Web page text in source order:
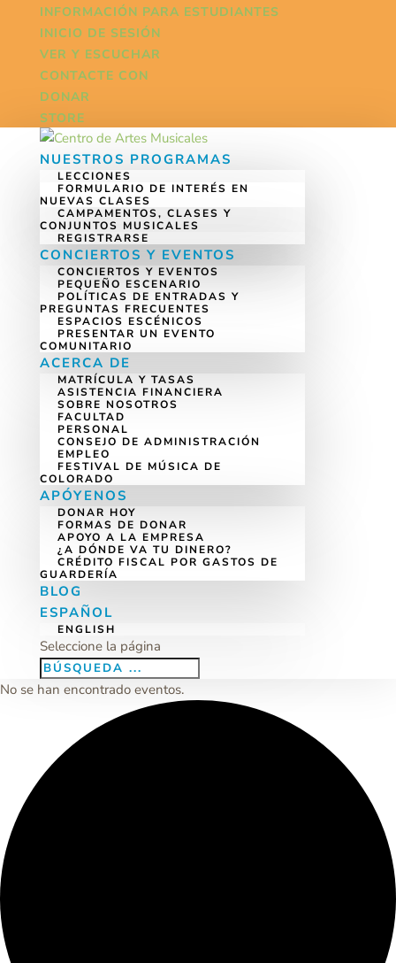
INFORMACIÓN PARA ESTUDIANTES
INICIO DE SESIÓN
VER Y ESCUCHAR
CONTACTE CON
DONAR
STORE
NUESTROS PROGRAMAS
LECCIONES
FORMULARIO DE INTERÉS EN
NUEVAS CLASES
CAMPAMENTOS, CLASES Y
CONJUNTOS MUSICALES
REGISTRARSE
CONCIERTOS Y EVENTOS
CONCIERTOS Y EVENTOS
PEQUEÑO ESCENARIO
POLÍTICAS DE ENTRADAS Y
PREGUNTAS FRECUENTES
ESPACIOS ESCÉNICOS
PRESENTAR UN EVENTO
COMUNITARIO
ACERCA DE
MATRÍCULA Y TASAS
ASISTENCIA FINANCIERA
SOBRE NOSOTROS
FACULTAD
PERSONAL
CONSEJO DE ADMINISTRACIÓN
EMPLEO
FESTIVAL DE MÚSICA DE
COLORADO
APÓYENOS
DONAR HOY
FORMAS DE DONAR
APOYO A LA EMPRESA
¿A DÓNDE VA TU DINERO?
CRÉDITO FISCAL POR GASTOS DE
GUARDERÍA
BLOG
ESPAÑOL
ENGLISH
Seleccione la página
No se han encontrado eventos.